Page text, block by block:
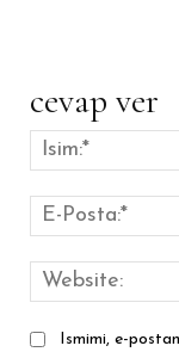
cevap ver
Ismimi, e-